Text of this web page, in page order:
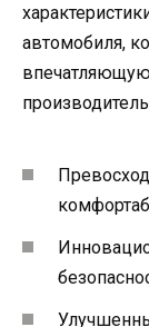
автомобиля,